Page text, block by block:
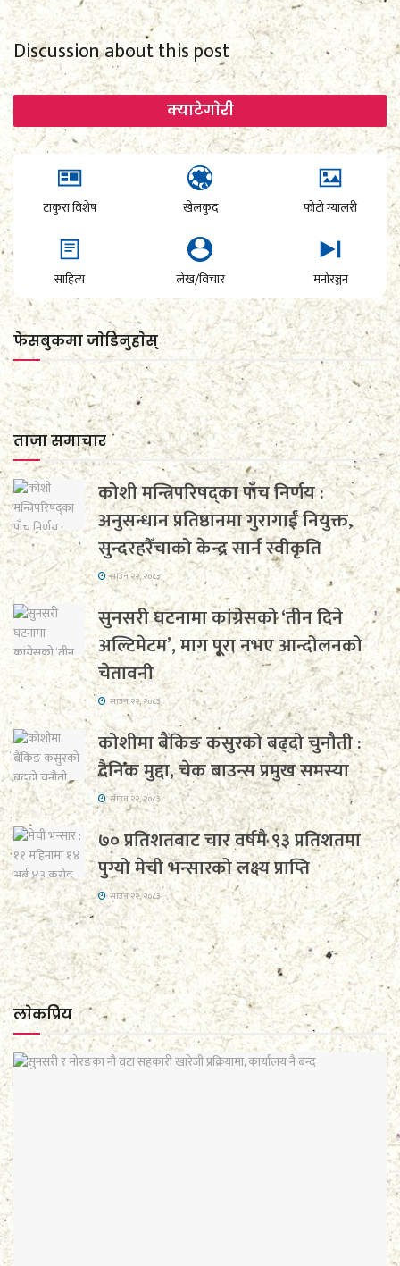
Discussion about this post
क्याटेगाेरी
टाकुरा विशेष खेलकुद फोटो ग्यालरी
साहित्य लेख/विचार मनोरञ्जन
फेसबुकमा जाेडिनुहाेस्
ताजा समाचार
कोशी मन्त्रिपरिषद्का पाँच निर्णय :
अनुसन्धान प्रतिष्ठानमा गुरागाईं नियुक्त,
सुन्दरहरैँचाको केन्द्र सार्न स्वीकृति
साउन २२, २०८३
सुनसरी घटनामा कांग्रेसको ‘तीन दिने
अल्टिमेटम’, माग पूरा नभए आन्दोलनको
चेतावनी
साउन २२, २०८३
कोशीमा बैंकिङ कसुरको बढ्दो चुनौती :
दैनिक मुद्दा, चेक बाउन्स प्रमुख समस्या
साउन २२, २०८३
७० प्रतिशतबाट चार वर्षमै ९३ प्रतिशतमा
पुग्यो मेची भन्सारको लक्ष्य प्राप्ति
साउन २२, २०८३
लाेकप्रिय